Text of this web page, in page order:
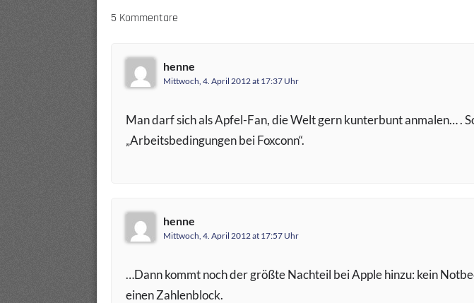
5 Kommentare
henne
Mittwoch, 4. April 2012 at 17:37 Uhr
Man darf sich als Apfel-Fan, die Welt gern kunterbunt anmalen… .
„Arbeitsbedingungen bei Foxconn“.
henne
Mittwoch, 4. April 2012 at 17:57 Uhr
…Dann kommt noch der größte Nachteil bei Apple hinzu: kein
einen Zahlenblock.